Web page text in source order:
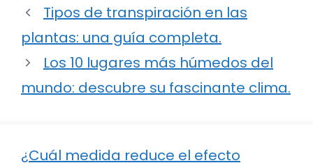
Tipos de transpiración en las
plantas: una guía completa.
Los 10 lugares más húmedos del
mundo: descubre su fascinante clima.
¿Cuál medida reduce el efecto